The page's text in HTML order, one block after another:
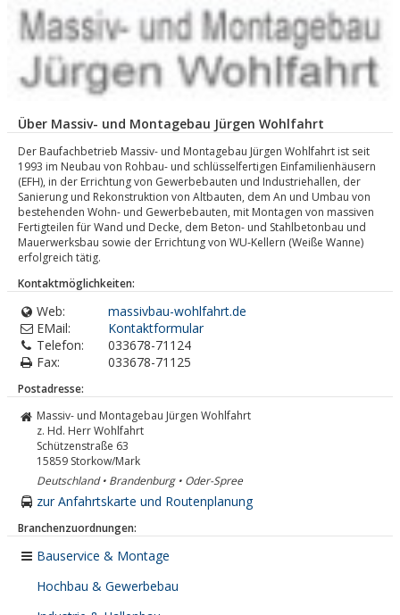
Über Massiv- und Montagebau Jürgen Wohlfahrt
Der Baufachbetrieb Massiv- und Montagebau Jürgen Wohlfahrt ist seit
1993 im Neubau von Rohbau- und schlüsselfertigen Einfamilienhäusern
(EFH), in der Errichtung von Gewerbebauten und Industriehallen, der
Sanierung und Rekonstruktion von Altbauten, dem An und Umbau von
bestehenden Wohn- und Gewerbebauten, mit Montagen von massiven
Fertigteilen für Wand und Decke, dem Beton- und Stahlbetonbau und
Mauerwerksbau sowie der Errichtung von WU-Kellern (Weiße Wanne)
erfolgreich tätig.
Kontaktmöglichkeiten:
Web:
massivbau-wohlfahrt.de
EMail:
Kontaktformular
Telefon:
033678-71124
Fax:
033678-71125
Postadresse:
Massiv- und Montagebau Jürgen Wohlfahrt
z. Hd. Herr Wohlfahrt
Schützenstraße 63
15859 Storkow/Mark
Deutschland • Brandenburg • Oder-Spree
zur Anfahrtskarte und Routenplanung
Branchenzuordnungen:
Bauservice & Montage
Hochbau & Gewerbebau